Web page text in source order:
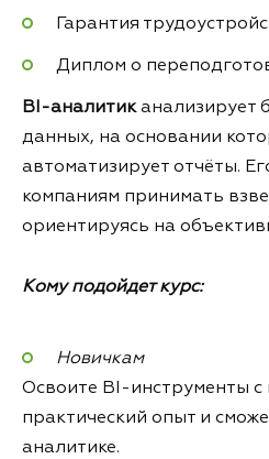
Гарантия
Диплом о
BI-аналитиканализирует
данных, на основании
автоматизирует отчёты.
компаниям принимать
ориентируясь на
Кому подойдет курс:
Новичкам
Освоите BI-инструменты с
практический опыт и
аналитике.